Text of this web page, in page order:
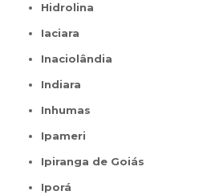
Hidrolina
Iaciara
Inaciolândia
Indiara
Inhumas
Ipameri
Ipiranga de Goiás
Iporá